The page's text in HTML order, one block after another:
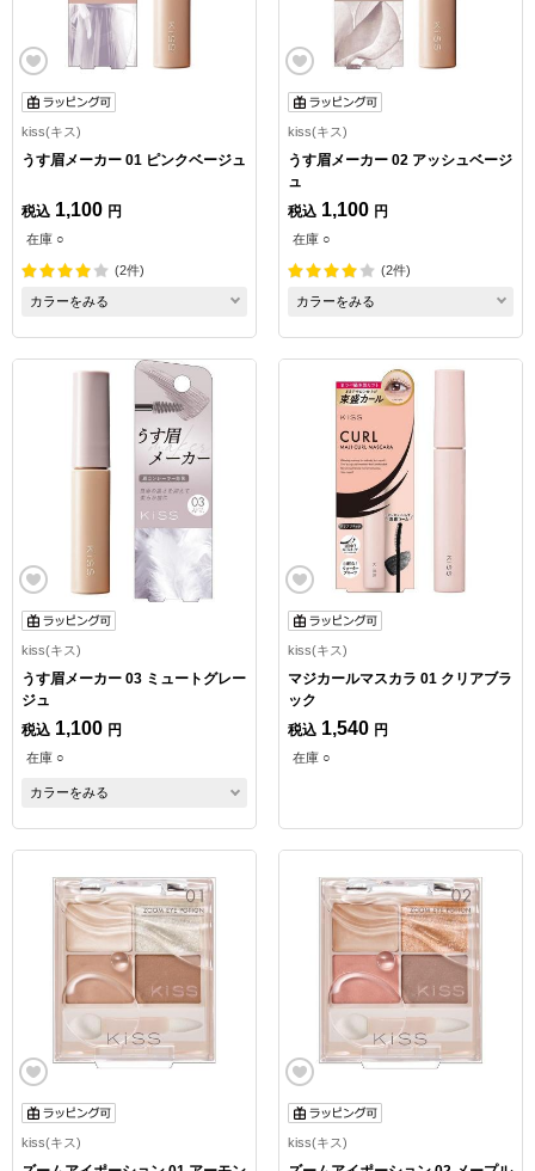
kiss(キス)
うす眉メーカー 01 ピンクベージュ
税込 1,100 円
在庫 ○
(2件)
カラーをみる
kiss(キス)
うす眉メーカー 02 アッシュベージ
ュ
税込 1,100 円
在庫 ○
(2件)
カラーをみる
kiss(キス)
うす眉メーカー 03 ミュートグレー
ジュ
税込 1,100 円
在庫 ○
カラーをみる
kiss(キス)
マジカールマスカラ 01 クリアブラ
ック
税込 1,540 円
在庫 ○
kiss(キス) kiss(キス)